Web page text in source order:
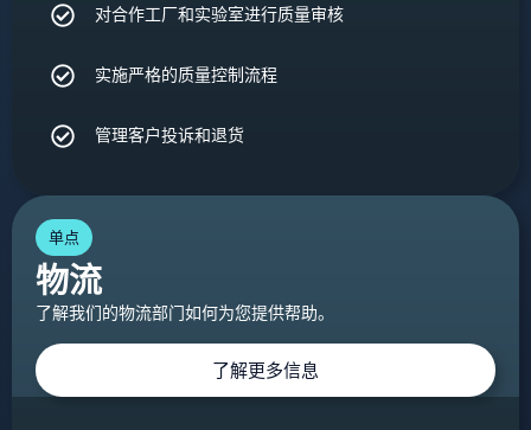
对合作工厂和实验室进行质量审核
实施严格的质量控制流程
管理客户投诉和退货
单点
物流
了解我们的物流部门如何为您提供帮助。
了解更多信息